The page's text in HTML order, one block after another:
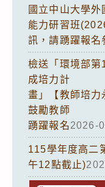
國立中山大學
能力研習班
訊，請踴躍報名
檢送「環境部第
成培力計
畫」【教師培力
鼓勵教師
踴躍報名2026-
115學年度高二
午12點截止)